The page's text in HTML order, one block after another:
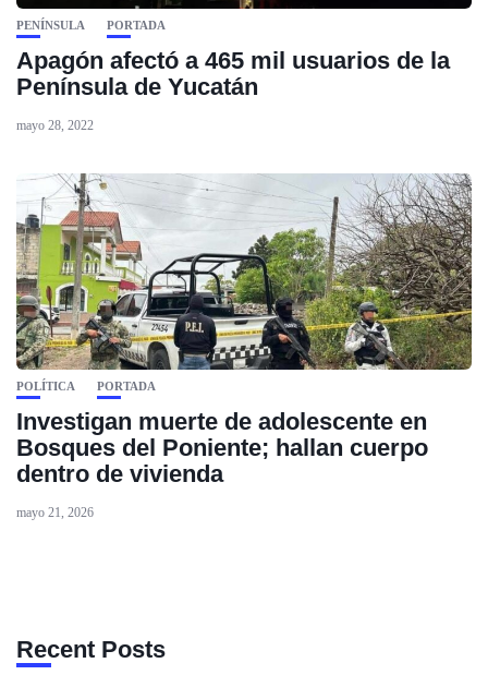
PENÍNSULA PORTADA
Apagón afectó a 465 mil usuarios de la
Península de Yucatán
mayo 28, 2022
POLÍTICA PORTADA
Investigan muerte de adolescente en
Bosques del Poniente; hallan cuerpo
dentro de vivienda
mayo 21, 2026
Recent Posts